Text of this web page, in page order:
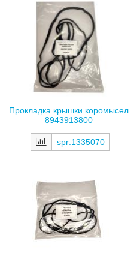
Прокладка крышки коромысел
8943913800
spr:1335070